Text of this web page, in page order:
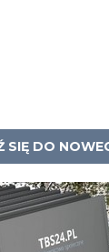
SIĘ DO